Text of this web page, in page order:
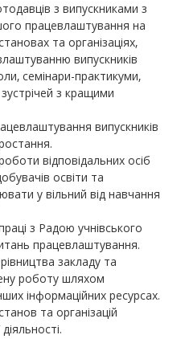
з випускниками з
працевлаштування на
та організаціях,
випускників
семінари-практикуми,
з кращими
випускників
відповідальних осіб
освіти та
у вільний від навчання
з Радою учнівського
працевлаштування.
закладу та
роботу шляхом
інформаційних ресурсах.
та організацій